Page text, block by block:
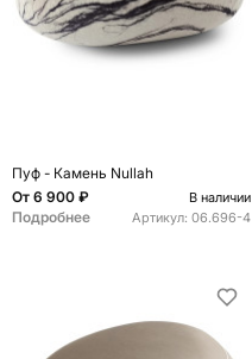
Пуф - Камень Nullah
От 6 900 ₽ В наличии
Подробнее Артикул: 06.696-4